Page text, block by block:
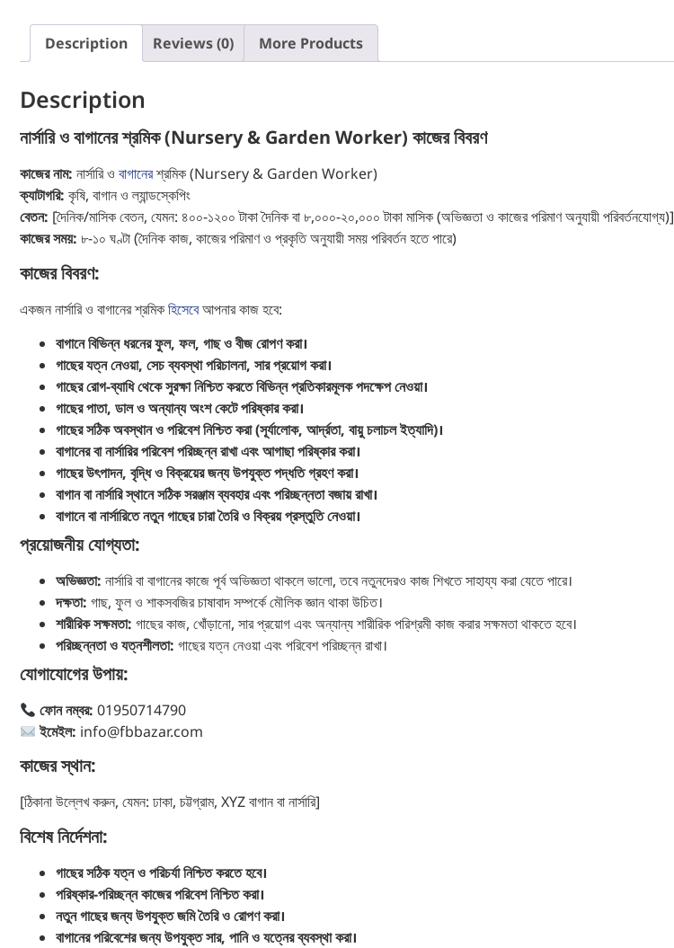
Description Reviews (0) More Products
Description
নার্সারি ও বাগানের শ্রমিক (Nursery & Garden Worker) কাজের বিবরণ
কাজের নাম: নার্সারি ও বাগানেরশ্রমিক (Nursery & Garden Worker)
ক্যাটাগরি: কৃষি, বাগান ও ল্যান্ডস্কেপিং
বেতন: [দৈনিক/মাসিক বেতন, যেমন: ৪০০-১২০০ টাকা দৈনিক বা ৮,০০০-২০,০০০ টাকা মাসিক (অভিজ্ঞতা ও কাজের পরিমাণ অনুযায়ী পরিবর্তনযোগ্য)]
কাজের সময়: ৮-১০ ঘণ্টা (দৈনিক কাজ, কাজের পরিমাণ ও প্রকৃতি অনুযায়ী সময় পরিবর্তন হতে পারে)
কাজের বিবরণ:
একজন নার্সারি ও বাগানের শ্রমিকহিসেবেআপনার কাজ হবে:
বাগানে বিভিন্ন ধরনের ফুল, ফল, গাছ ও বীজ রোপণ করা।
গাছের যত্ন নেওয়া, সেচ ব্যবস্থা পরিচালনা, সার প্রয়োগ করা।
গাছের রোগ-ব্যাধি থেকে সুরক্ষা নিশ্চিত করতে বিভিন্ন প্রতিকারমূলক পদক্ষেপ নেওয়া।
গাছের পাতা, ডাল ও অন্যান্য অংশ কেটে পরিষ্কার করা।
গাছের সঠিক অবস্থান ও পরিবেশ নিশ্চিত করা (সূর্যালোক, আর্দ্রতা, বায়ু চলাচল ইত্যাদি)।
বাগানের বা নার্সারির পরিবেশ পরিচ্ছন্ন রাখা এবং আগাছা পরিষ্কার করা।
গাছের উৎপাদন, বৃদ্ধি ও বিক্রয়ের জন্য উপযুক্ত পদ্ধতি গ্রহণ করা।
বাগান বা নার্সারি স্থানে সঠিক সরঞ্জাম ব্যবহার এবং পরিচ্ছন্নতা বজায় রাখা।
বাগানে বা নার্সারিতে নতুন গাছের চারা তৈরি ও বিক্রয় প্রস্তুতি নেওয়া।
প্রয়োজনীয় যোগ্যতা:
অভিজ্ঞতা: নার্সারি বা বাগানের কাজে পূর্ব অভিজ্ঞতা থাকলে ভালো, তবে নতুনদেরও কাজ শিখতে সাহায্য করা যেতে পারে।
দক্ষতা: গাছ, ফুল ও শাকসবজির চাষাবাদ সম্পর্কে মৌলিক জ্ঞান থাকা উচিত।
শারীরিক সক্ষমতা: গাছের কাজ, খোঁড়ানো, সার প্রয়োগ এবং অন্যান্য শারীরিক পরিশ্রমী কাজ করার সক্ষমতা থাকতে হবে।
পরিচ্ছন্নতা ও যত্নশীলতা: গাছের যত্ন নেওয়া এবং পরিবেশ পরিচ্ছন্ন রাখা।
যোগাযোগের উপায়:
ফোন নম্বর: 01950714790
ইমেইল: info@fbbazar.com
কাজের স্থান:
[ঠিকানা উল্লেখ করুন, যেমন: ঢাকা, চট্টগ্রাম, XYZ বাগান বা নার্সারি]
বিশেষ নির্দেশনা:
গাছের সঠিক যত্ন ও পরিচর্যা নিশ্চিত করতে হবে।
পরিষ্কার-পরিচ্ছন্ন কাজের পরিবেশ নিশ্চিত করা।
নতুন গাছের জন্য উপযুক্ত জমি তৈরি ও রোপণ করা।
বাগানের পরিবেশের জন্য উপযুক্ত সার, পানি ও যত্নের ব্যবস্থা করা।